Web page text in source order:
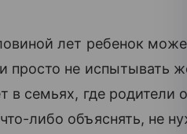
лет ребенок
просто не испытывать
в семьях, где родители
либо объяснять, не